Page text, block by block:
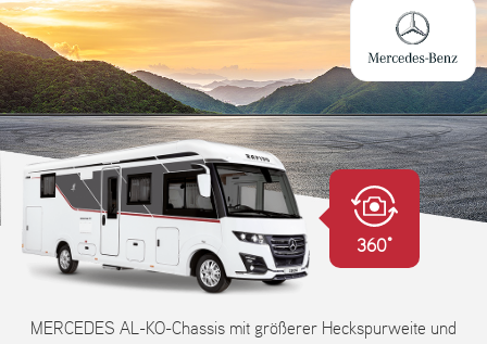
360°
MERCEDES AL-KO-Chassis mit größerer Heckspurweite und